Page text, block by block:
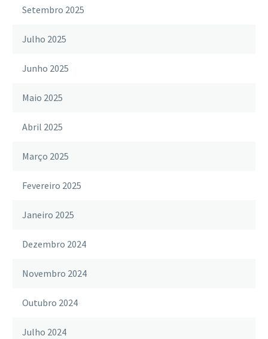
Setembro 2025
Julho 2025
Junho 2025
Maio 2025
Abril 2025
Março 2025
Fevereiro 2025
Janeiro 2025
Dezembro 2024
Novembro 2024
Outubro 2024
Julho 2024